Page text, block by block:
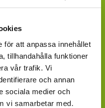
för att anpassa innehållet
tillhandahålla funktioner
vår trafik. Vi
och annan
sociala medier och
vi samarbetar med.
av återförsäljare
Bogrönt och många